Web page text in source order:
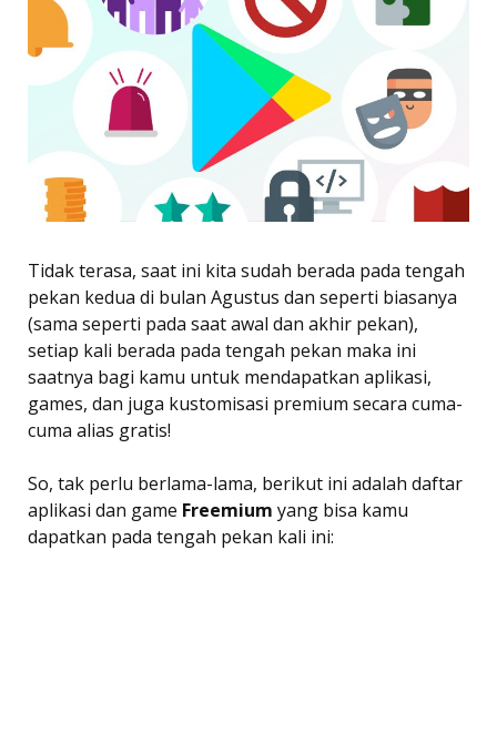
Tidak terasa, saat ini kita sudah berada pada tengah
pekan kedua di bulan Agustus dan seperti biasanya
(sama seperti pada saat awal dan akhir pekan),
setiap kali berada pada tengah pekan maka ini
saatnya bagi kamu untuk mendapatkan aplikasi,
games, dan juga kustomisasi premium secara cuma-
cuma alias gratis!
So, tak perlu berlama-lama, berikut ini adalah daftar
aplikasi dan game  Freemium  yang bisa kamu
dapatkan pada tengah pekan kali ini: